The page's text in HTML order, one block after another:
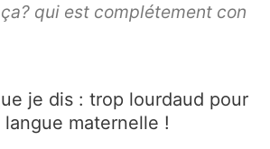
qui est complétement con
je dis : trop lourdaud pour
maternelle !